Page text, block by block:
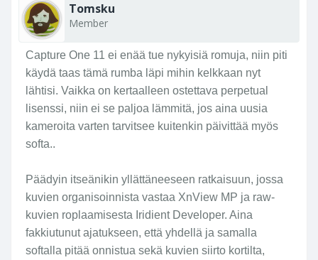
Tomsku
Member
Capture One 11 ei enää tue nykyisiä romuja, niin piti
käydä taas tämä rumba läpi mihin kelkkaan nyt
lähtisi. Vaikka on kertaalleen ostettava perpetual
lisenssi, niin ei se paljoa lämmitä, jos aina uusia
kameroita varten tarvitsee kuitenkin päivittää myös
softa..
Päädyin itseänikin yllättäneeseen ratkaisuun, jossa
kuvien organisoinnista vastaa XnView MP ja raw-
kuvien roplaamisesta Iridient Developer. Aina
fakkiutunut ajatukseen, että yhdellä ja samalla
softalla pitää onnistua sekä kuvien siirto kortilta,